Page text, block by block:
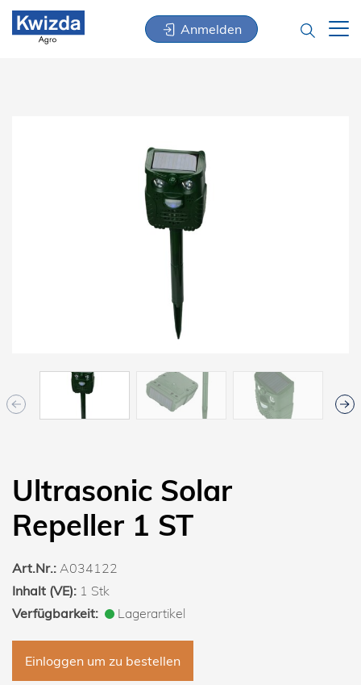
Anmelden
Ultrasonic Solar
Repeller 1 ST
Art.Nr.: A034122
Inhalt (VE): 1 Stk
Verfügbarkeit:
Lagerartikel
Einloggen um zu bestellen